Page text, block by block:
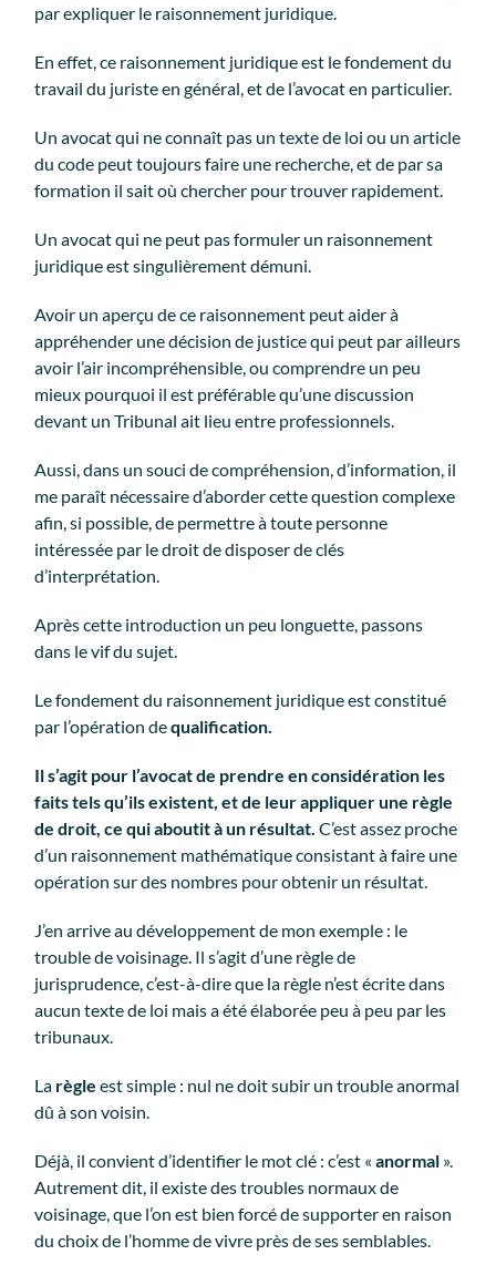
par expliquer le raisonnement juridique.
En effet, ce raisonnement juridique est le fondement du
travail du juriste en général, et de l’avocat en particulier.
Un avocat qui ne connaît pas un texte de loi ou un article
du code peut toujours faire une recherche, et de par sa
formation il sait où chercher pour trouver rapidement.
Un avocat qui ne peut pas formuler un raisonnement
juridique est singulièrement démuni.
Avoir un aperçu de ce raisonnement peut aider à
appréhender une décision de justice qui peut par ailleurs
avoir l’air incompréhensible, ou comprendre un peu
mieux pourquoi il est préférable qu’une discussion
devant un Tribunal ait lieu entre professionnels.
Aussi, dans un souci de compréhension, d’information, il
me paraît nécessaire d’aborder cette question complexe
afin, si possible, de permettre à toute personne
intéressée par le droit de disposer de clés
d’interprétation.
Après cette introduction un peu longuette, passons
dans le vif du sujet.
Le fondement du raisonnement juridique est constitué
par l’opération dequalification.
Il s’agit pour l’avocat de prendre en considération les
faits tels qu’ils existent, et de leur appliquer une règle
de droit, ce qui aboutit à un résultat. C’est assez proche
d’un raisonnement mathématique consistant à faire une
opération sur des nombres pour obtenir un résultat.
J’en arrive au développement de mon exemple : le
trouble de voisinage. Il s’agit d’une règle de
jurisprudence, c’est-à-dire que la règle n’est écrite dans
aucun texte de loi mais a été élaborée peu à peu par les
tribunaux.
La règle est simple : nul ne doit subir un trouble anormal
dû à son voisin.
Déjà, il convient d’identifier le mot clé : c’est «anormal ».
Autrement dit, il existe des troubles normaux de
voisinage, que l’on est bien forcé de supporter en raison
du choix de l’homme de vivre près de ses semblables.